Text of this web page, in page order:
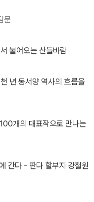
문
불어오는 산들바람
년 동서양 역사의 흐름을
개의 대표작으로 만나는
간다 - 판다 할부지 강철원